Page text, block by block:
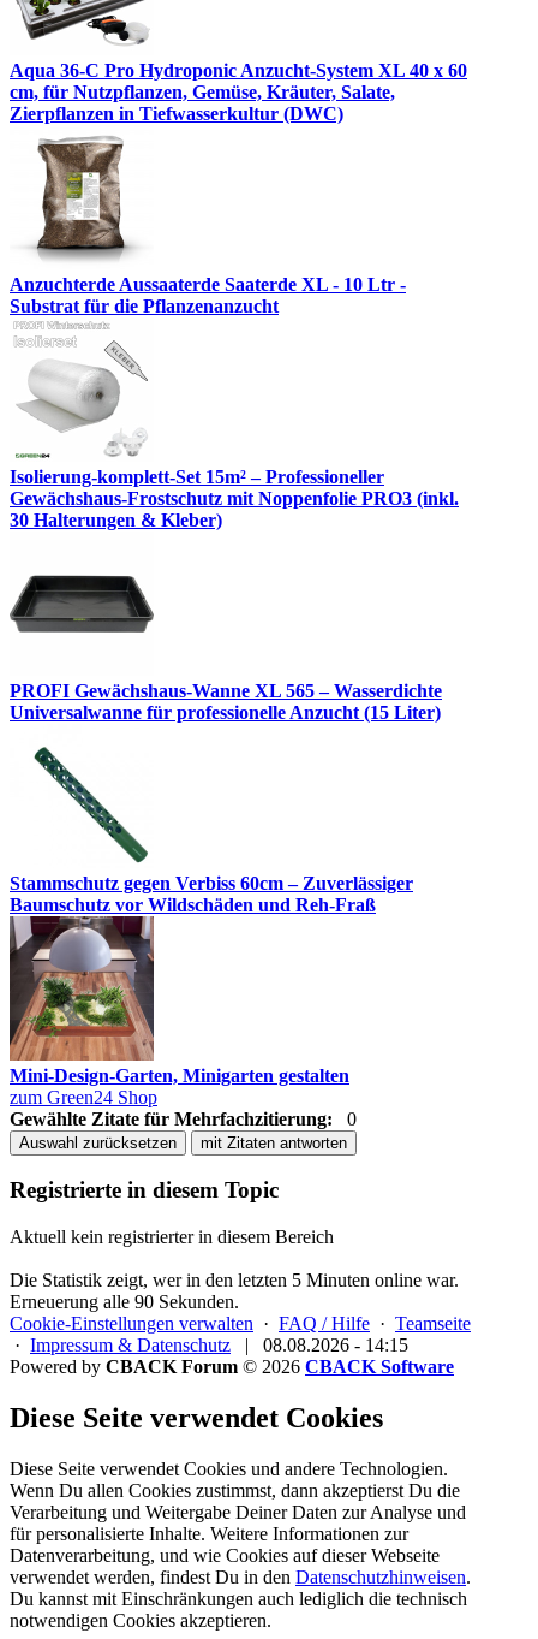
Aqua 36-C Pro Hydroponic Anzucht-System XL 40 x 60
cm, für Nutzpflanzen, Gemüse, Kräuter, Salate,
Zierpflanzen in Tiefwasserkultur (DWC)
Anzuchterde Aussaaterde Saaterde XL - 10 Ltr -
Substrat für die Pflanzenanzucht
Isolierung-komplett-Set 15m² – Professioneller
Gewächshaus-Frostschutz mit Noppenfolie PRO3 (inkl.
30 Halterungen & Kleber)
PROFI Gewächshaus-Wanne XL 565 – Wasserdichte
Universalwanne für professionelle Anzucht (15 Liter)
Stammschutz gegen Verbiss 60cm – Zuverlässiger
Baumschutz vor Wildschäden und Reh-Fraß
Mini-Design-Garten, Minigarten gestalten
zum Green24 Shop
Gewählte Zitate für Mehrfachzitierung:
0
Auswahl zurücksetzen mit Zitaten antworten
Registrierte in diesem Topic
Aktuell kein registrierter in diesem Bereich
Die Statistik zeigt, wer in den letzten 5 Minuten online war.
Erneuerung alle 90 Sekunden.
Cookie-Einstellungen verwalten · FAQ / Hilfe · Teamseite
· Impressum & Datenschutz |
08.08.2026 - 14:15
Powered by CBACK Forum © 2026 CBACK Software
Diese Seite verwendet Cookies
Diese Seite verwendet Cookies und andere Technologien.
Wenn Du allen Cookies zustimmst, dann akzeptierst Du die
Verarbeitung und Weitergabe Deiner Daten zur Analyse und
für personalisierte Inhalte. Weitere Informationen zur
Datenverarbeitung, und wie Cookies auf dieser Webseite
verwendet werden, findest Du in den Datenschutzhinweisen.
Du kannst mit Einschränkungen auch lediglich die technisch
notwendigen Cookies akzeptieren.